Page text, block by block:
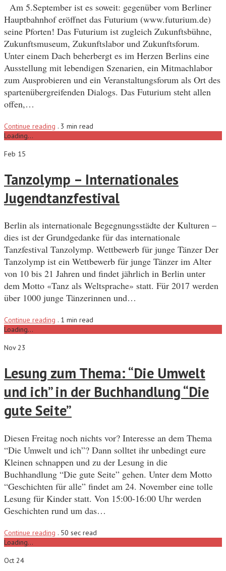
Am 5.September ist es soweit: gegenüber vom Berliner
Hauptbahnhof eröffnet das Futurium (www.futurium.de)
seine Pforten! Das Futurium ist zugleich Zukunftsbühne,
Zukunftsmuseum, Zukunftslabor und Zukunftsforum.
Unter einem Dach beherbergt es im Herzen Berlins eine
Ausstellung mit lebendigen Szenarien, ein Mitmachlabor
zum Ausprobieren und ein Veranstaltungsforum als Ort des
spartenübergreifenden Dialogs. Das Futurium steht allen
offen,…
Continue reading . 3 min read
Loading...
Feb 15
Tanzolymp – Internationales
Jugendtanzfestival
Berlin als internationale Begegnungsstädte der Kulturen –
dies ist der Grundgedanke für das internationale
Tanzfestival Tanzolymp. Wettbewerb für junge Tänzer Der
Tanzolymp ist ein Wettbewerb für junge Tänzer im Alter
von 10 bis 21 Jahren und findet jährlich in Berlin unter
dem Motto «Tanz als Weltsprache» statt. Für 2017 werden
über 1000 junge Tänzerinnen und…
Continue reading . 1 min read
Loading...
Nov 23
Lesung zum Thema: “Die Umwelt
und ich” in der Buchhandlung “Die
gute Seite”
Diesen Freitag noch nichts vor? Interesse an dem Thema
“Die Umwelt und ich”? Dann solltet ihr unbedingt eure
Kleinen schnappen und zu der Lesung in die
Buchhandlung “Die gute Seite” gehen. Unter dem Motto
“Geschichten für alle” findet am 24. November eine tolle
Lesung für Kinder statt. Von 15:00-16:00 Uhr werden
Geschichten rund um das…
Continue reading . 50 sec read
Loading...
Oct 24